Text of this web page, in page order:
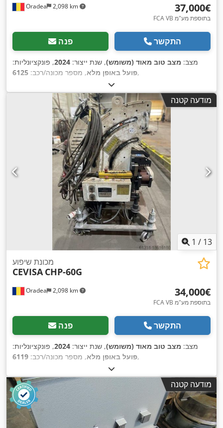
Oradea 2,098 km ‏37,000 ‏€
FCA VB בתוספת מע"מ
פנה התקשר
מצב: מצב טוב מאוד (משומש), שנת ייצור: 2024, פונקציונליות:
פועל באופן מלא, מספר מכונה/רכב: 6125 ,
מודעה קטנה
1 / 13
Oradea 2,098 km
מכונת שיפוע
CEVISA CHP-60G
‏34,000 ‏€
FCA VB בתוספת מע"מ
פנה התקשר
מצב: מצב טוב מאוד (משומש), שנת ייצור: 2024, פונקציונליות:
פועל באופן מלא, מספר מכונה/רכב: 6119 ,
מודעה קטנה